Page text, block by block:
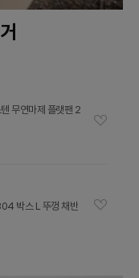
무연마제 플랫팬 2
박스 L 뚜껑 채반